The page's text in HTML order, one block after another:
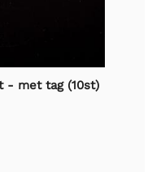
- met tag (10st)